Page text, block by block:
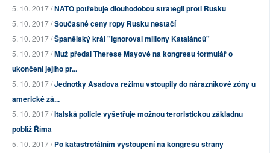
5. 10. 2017 /NATO potřebuje dlouhodobou strategii proti Rusku
5. 10. 2017 /Současné ceny ropy Rusku nestačí
5. 10. 2017 /Španělský král "ignoroval miliony Katalánců"
5. 10. 2017 /Muž předal Therese Mayové na kongresu formulář o
ukončení jejího pr...
5. 10. 2017 /Jednotky Asadova režimu vstoupily do nárazníkové zóny u
americké zá...
5. 10. 2017 /Italská policie vyšetřuje možnou teroristickou základnu
poblíž Říma
5. 10. 2017 /Po katastrofálním vystoupení na kongresu strany